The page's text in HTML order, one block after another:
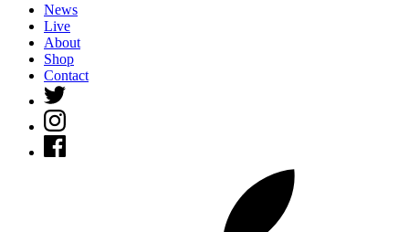
News
Live
About
Shop
Contact